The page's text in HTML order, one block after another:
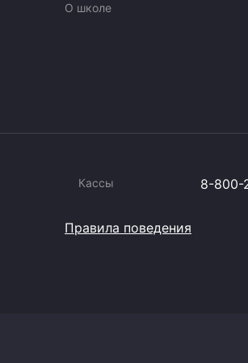
О школе
Кассы 8-800-
Правила поведения